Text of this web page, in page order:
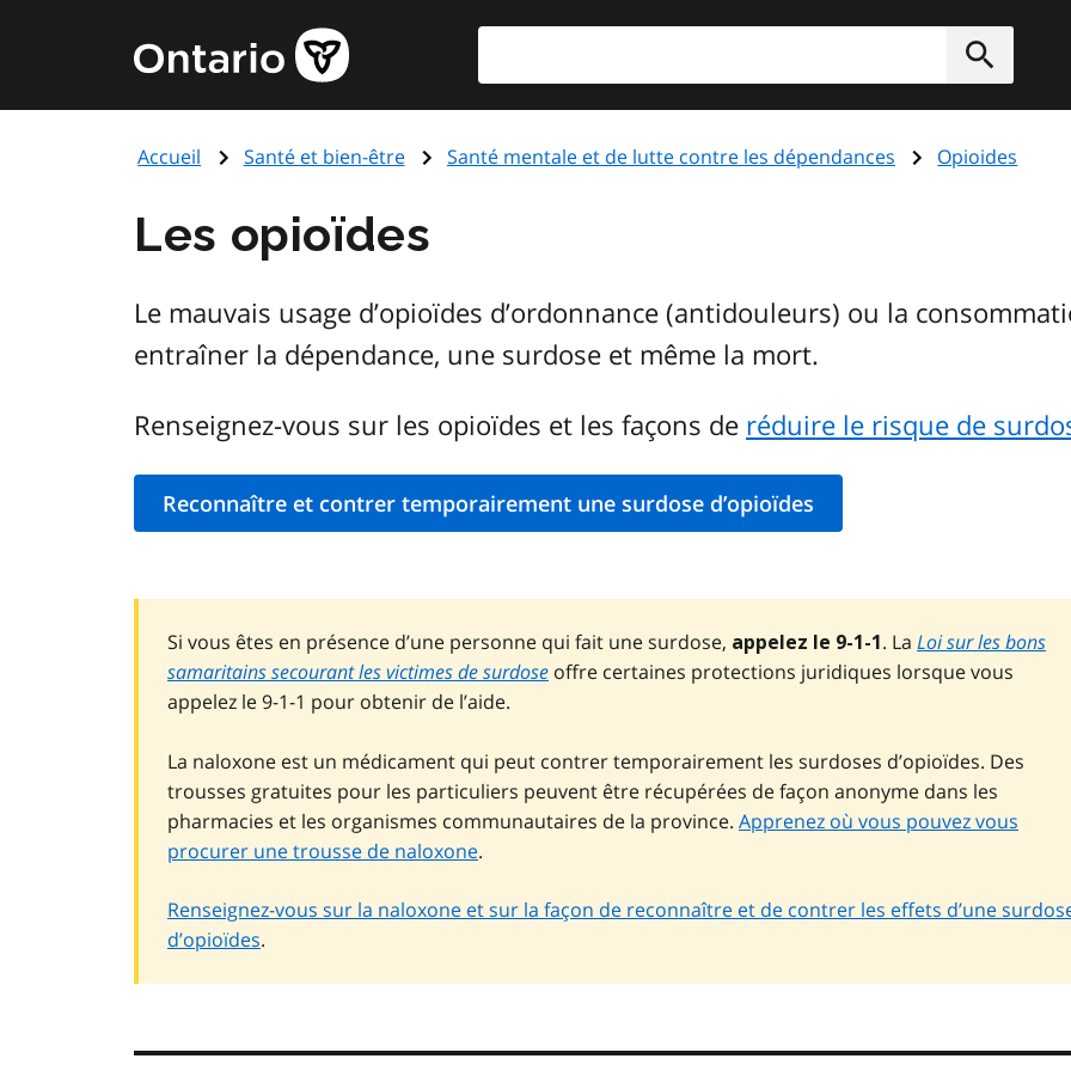
principal
Page
d'accueil
de
Accueil Santé et bien-être Santé mentale et de lutte contre les dépendances Opioides
Les opioïdes
Le mauvais usage d’opioïdes d’ordonnance (antidouleurs) ou la
entraîner la dépendance, une surdose et même la mort.
Renseignez-vous sur les opioïdes et les façons de réduire le risque de
Reconnaître et contrer temporairement une surdose d’opioïdes
Si vous êtes en présence d’une personne qui fait une surdose, appelez le 9-1-1 . La Loi sur les bons
samaritains secourant les victimes de surdose offre certaines protections juridiques lorsque vous
appelez le 9-1-1 pour obtenir de l’aide.
La naloxone est un médicament qui peut contrer temporairement les surdoses d’opioïdes. Des
trousses gratuites pour les particuliers peuvent être récupérées de façon anonyme dans les
pharmacies et les organismes communautaires de la province. Apprenez où vous pouvez vous
procurer une trousse de naloxone.
Renseignez-vous sur la naloxone et sur la façon de reconnaître et de contrer les effets d’une
d’opioïdes.